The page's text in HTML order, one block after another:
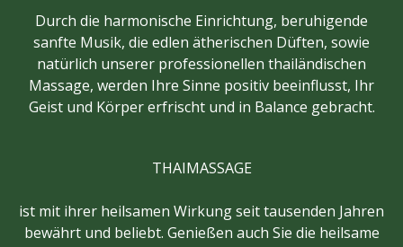
Durch die harmonische Einrichtung, beruhigende
sanfte Musik, die edlen ätherischen Düften, sowie
natürlich unserer professionellen thailändischen
Massage, werden Ihre Sinne positiv beeinflusst, Ihr
Geist und Körper erfrischt und in Balance gebracht.
THAIMASSAGE
ist mit ihrer heilsamen Wirkung seit tausenden Jahren
bewährt und beliebt. Genießen auch Sie die heilsame